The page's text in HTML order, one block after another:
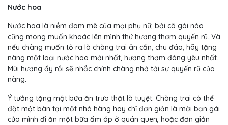
Nước hoa
Nước hoa là niềm đam mê của mọi phụ nữ, bởi cô gái nào
cũng mong muốn khoác lên mình thứ hương thơm quyến rũ. Và
nếu chàng muốn tỏ ra là chàng trai ân cần, chu đáo, hãy tặng
nàng một loại nước hoa mới nhất, hương thơm đáng yêu nhất.
Mùi hương ấy rồi sẽ nhắc chính chàng nhớ tới sự quyến rũ của
nàng.
Ý tưởng tặng một bữa ăn trưa thật là tuyệt. Chàng trai có thể
đặt một bàn tại một nhà hàng hay chỉ đơn giản là mời bạn gái
của mình đi ăn một bữa ấm áp ở quán quen, hoặc đơn giản